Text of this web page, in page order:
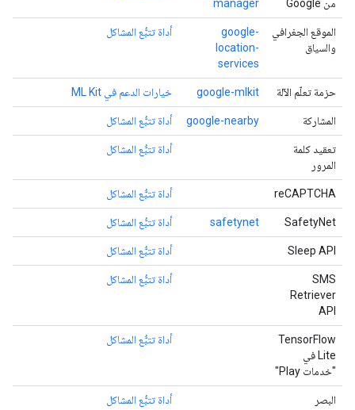
من Google
manager
الموقع الجغرافي
والسياق
google-
location-
services
أداة تتبُّع المشاكل
حزمة تعلّم الآلة google-mlkit خيارات الدعم في ML Kit
المشاركة google-nearby أداة تتبُّع المشاكل
تعقيد كلمة
المرور
أداة تتبُّع المشاكل
reCAPTCHA أداة تتبُّع المشاكل
SafetyNet
safetynet أداة تتبُّع المشاكل
Sleep API أداة تتبُّع المشاكل
SMS
Retriever
API
أداة تتبُّع المشاكل
‫TensorFlow
Lite في
"خدمات Play"
أداة تتبُّع المشاكل
البصر أداة تتبُّع المشاكل